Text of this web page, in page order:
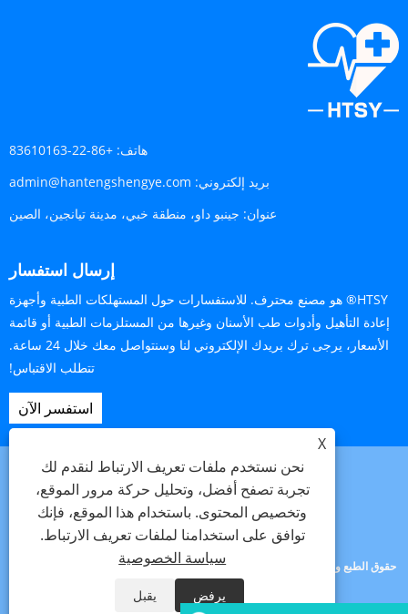
هاتف: +86-22-83610163
بريد إلكتروني: admin@hantengshengye.com
عنوان: جينبو داو، منطقة خبي، مدينة تيانجين، الصين
إرسال استفسار
HTSY® هو مصنع محترف. للاستفسارات حول المستهلكات الطبية وأجهزة
إعادة التأهيل وأدوات طب الأسنان وغيرها من المستلزمات الطبية أو قائمة
الأسعار، يرجى ترك بريدك الإلكتروني لنا وسنتواصل معك خلال 24 ساعة.
تتطلب الاقتباس!
استفسر الآن
Links
Sitemap
RSS
XML سياسة الخصوصية
الحقوق محفوظة.
X
نحن نستخدم ملفات تعريف الارتباط لنقدم لك
تجربة تصفح أفضل، وتحليل حركة مرور الموقع،
وتخصيص المحتوى. باستخدام هذا الموقع، فإنك
توافق على استخدامنا لملفات تعريف الارتباط.
سياسة الخصوصية
يرفض
يقبل